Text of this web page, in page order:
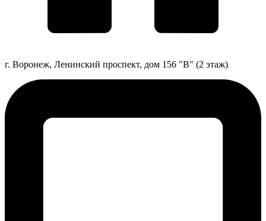
г. Воронеж, Ленинский проспект, дом 156 "В" (2 этаж)